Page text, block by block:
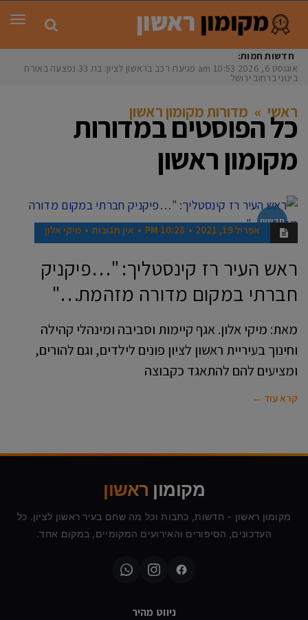
חדשות חמות:
אוגוסט 6, 2026
10:53 am פגיעת רכב בראשון לציון: בת 33 נפצעה באורח
בינוני ברחוב ירושלי
ראשי » מדורות מקומון ראשון
כל הפוסטים במדורות
מקומון ראשון
חדשות
אפריל 19, 2021 10:28 PM אין תגובות מיקי אלון
ראש העיר רז קינסטליך: "…פיקניק
חברתי במקום מדורה מזהמת…"
מאת: מיקי אלון. אגף קיימות וסביבה ומינהלי קהילה
וחינוך בעיריית ראשון לציון פונים לילדים, וגם להורים,
ומציעים להם להתאגד כקבוצה
קרא עוד ←
מקומון ראשון
מקומון ראשון - חדשות, כתבות וכל מה שחם בעיר ראשון לציון. כל
העדכונים, הסיפורים והאירועים המקומיים, במקום אחד.
ניווט מהיר